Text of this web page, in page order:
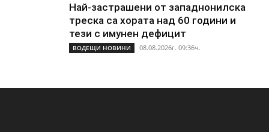
Най-застрашени от западнонилска
треска са хората над 60 години и
тези с имунен дефицит
ВОДЕЩИ НОВИНИ 08.08.2026г. 09:36ч.